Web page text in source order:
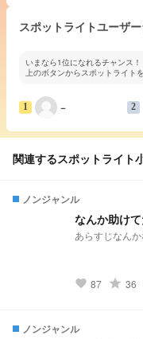
スポットライトユーザ
いまなら1位になれるチャンス！
上のボタンからスポットライト
1 − 2
関連するスポットライト
ノンジャンル
なんか助け
あらすじなん
favorite 87 grade 36
ノンジャンル